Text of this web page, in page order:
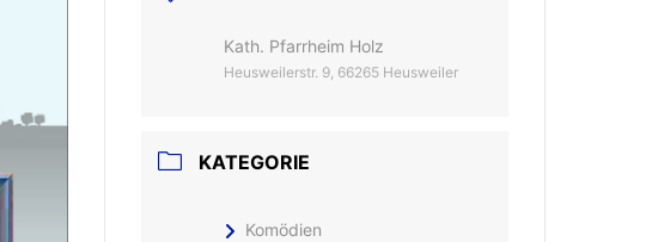
Kath. Pfarrheim Holz
Heusweilerstr. 9, 66265 Heusweiler
KATEGORIE
Komödien